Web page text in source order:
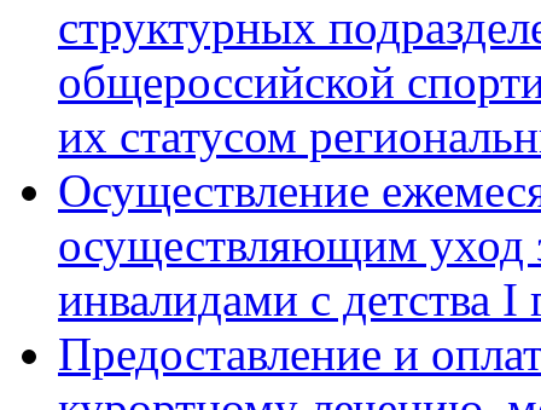
структурных
общероссийской
их статусом
Осуществление
осуществляющим уход
инвалидами с детства I
Предоставление и